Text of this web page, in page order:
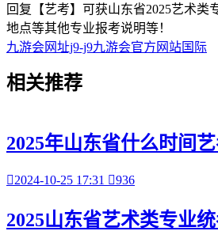
回复【艺考】可获山东省2025艺术类
地点等其他专业报考说明等！
九游会网址j9-j9九游会官方网站国际
相关推荐
2025年山东省什么时间艺
2024-10-25 17:31 936
2025山东省艺术类专业